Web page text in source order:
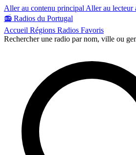
Aller au contenu principal Aller au lecteur
📻 Radios du Portugal
Accueil Régions Radios Favoris
Rechercher une radio par nom, ville ou